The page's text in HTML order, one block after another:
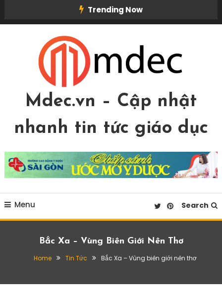
Trending Now
Mdec.vn – Cập nhật
nhanh tin tức giáo dục
Menu Search
Bắc Xa – Vùng Biên Giới Nên Thơ
Home Tin Tức Bắc Xa – Vùng biên giới nên thơ